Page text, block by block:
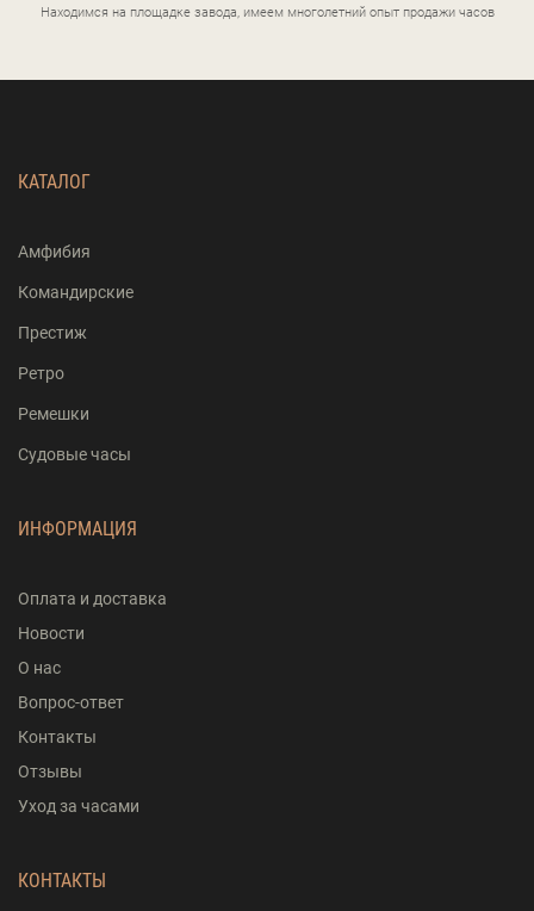
Находимся на площадке завода, имеем многолетний опыт продажи часов
КАТАЛОГ
Амфибия
Командирские
Престиж
Ретро
Ремешки
Судовые часы
ИНФОРМАЦИЯ
Оплата и доставка
Новости
О нас
Вопрос-ответ
Контакты
Отзывы
Уход за часами
КОНТАКТЫ